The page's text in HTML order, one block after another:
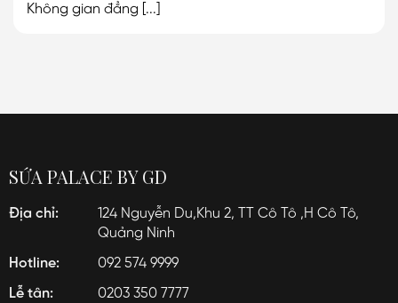
Không gian đẳng [...]
SỨA PALACE BY GD
Địa chỉ:
124 Nguyễn Du,Khu 2, TT Cô Tô ,H Cô Tô,
Quảng Ninh
Hotline:
092 574 9999
Lễ tân:
0203 350 7777